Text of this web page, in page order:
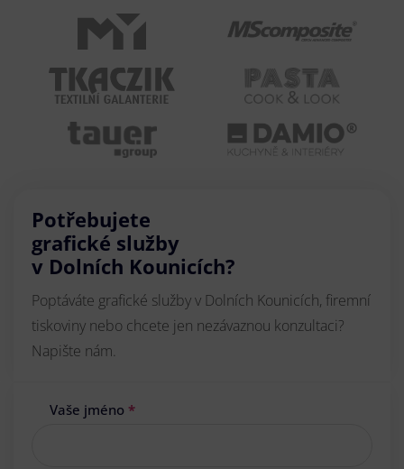
Potřebujete
grafické služby
v Dolních Kounicích?
Poptáváte grafické služby v Dolních Kounicích, firemní
tiskoviny nebo chcete jen nezávaznou konzultaci?
Napište nám.
Vaše jméno *